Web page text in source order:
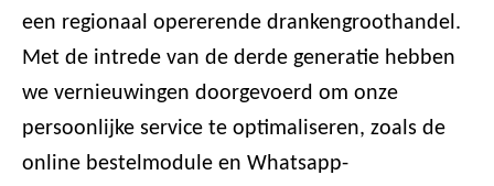
een regionaal opererende drankengroothandel.
Met de intrede van de derde generatie hebben
we vernieuwingen doorgevoerd om onze
persoonlijke service te optimaliseren, zoals de
online bestelmodule en Whatsapp-